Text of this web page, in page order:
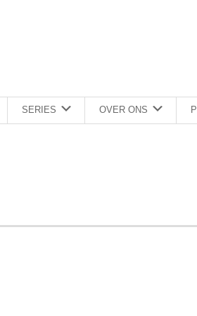
SERIES OVER ONS